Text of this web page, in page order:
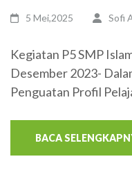
5 Mei,2025 Sofi
Kegiatan P5 SMP
Desember 2023-
Penguatan Profil
BACA